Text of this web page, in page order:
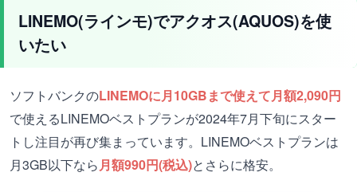
LINEMO(ラインモ)でアクオス(AQUOS)を使
いたい
ソフトバンクのLINEMOに月10GBまで使えて月額2,090円
で使えるLINEMOベストプランが2024年7月下旬にスター
トし注目が再び集まっています。LINEMOベストプランは
月3GB以下なら月額990円(税込)とさらに格安。